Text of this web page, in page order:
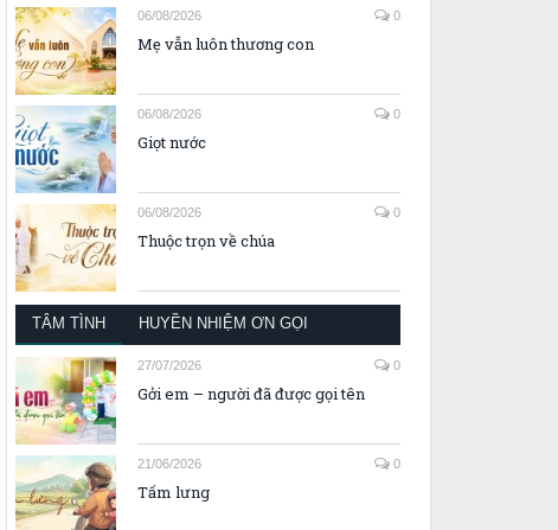
06/08/2026 0
Mẹ vẫn luôn thương con
06/08/2026 0
Giọt nước
06/08/2026 0
Thuộc trọn về chúa
TÂM TÌNH HUYỀN NHIỆM ƠN GỌI
27/07/2026 0
Gởi em – người đã được gọi tên
21/06/2026 0
Tấm lưng